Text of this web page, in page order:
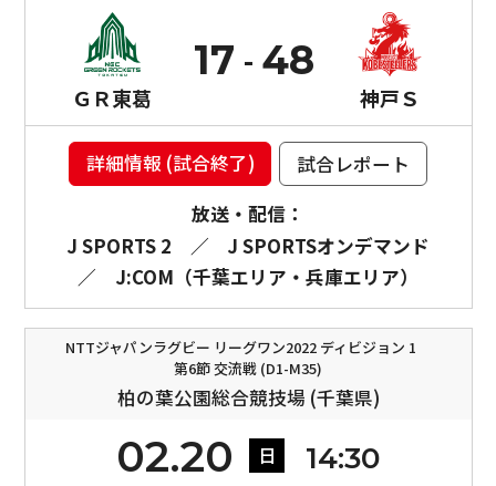
ＧＲ東葛
17
神戸Ｓ
48
詳細情報 (試合終了)
試合レポート
放送・配信：
J SPORTS 2
／
J SPORTSオンデマンド
／
J:COM（千葉エリア・兵庫エリア）
NTTジャパンラグビー リーグワン2022 ディビジョン 1
第6節 交流戦 (D1-M35)
柏の葉公園総合競技場 (千葉県)
02.20 日 14:30